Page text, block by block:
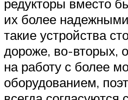
редукторы вместо
их более
такие устройства
дороже, во-вторых,
на работу с более
оборудованием,